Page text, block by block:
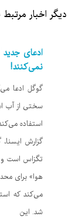
دیگر اخبار مرتبط
ادعای جدید
نمی‌کنند!
گوگل ادعا
سختی از آب
استفاده
گزارش
تگزاس است و
هوا» برای
می‌کند که
شد. این